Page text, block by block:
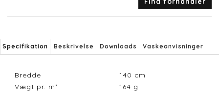
Specifikation Beskrivelse Downloads Vaskeanvisninger
Bredde 140 cm
Vægt pr. m²
164 g